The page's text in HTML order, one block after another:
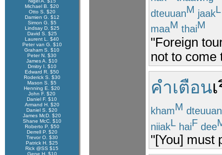
Michael B. $20
Otto S. $20
Damien G. $12
Simon G. $5
Lindsay D. $25
David S. $25
Laurent L. $40
Peter van G. $10
Graham S. $10
Peter N. $30
James A. $10
Dmitry I. $10
Edward R. $50
Roderick S. $30
Mason S. $5
Henning E. $20
John F. $20
Daniel F. $10
Armand H. $20
Daniel S. $20
James McD. $20
Shane McC. $10
Roberto P. $50
Derrell P. $20
Trevor O. $30
Patrick H. $25
Rick @SS $15
Gene H. $10
dteuuanM jaakL
maaM thaiM
"Foreign
not to come
คำเตือน
khamM dteuuan
niiakL haiF dee
"[You] must